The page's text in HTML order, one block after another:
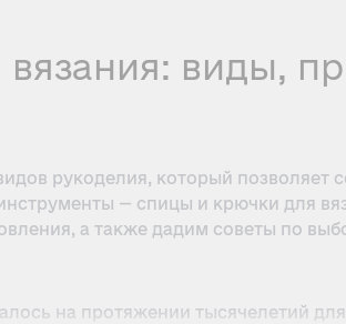
виды,
рукоделия, который позволяет
— спицы и крючки для
а также дадим советы по
на протяжении тысячелетий